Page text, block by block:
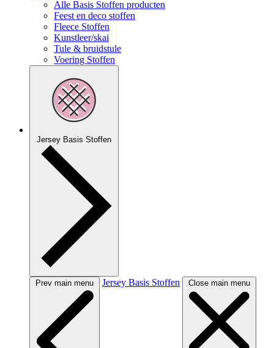
Alle Basis Stoffen producten
Feest en deco stoffen
Fleece Stoffen
Kunstleer/skai
Tule & bruidstule
Voering Stoffen
Jersey Basis Stoffen
Prev main menu Jersey Basis Stoffen Close main menu